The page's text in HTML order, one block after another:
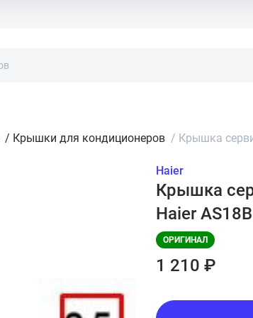
/ Крышки для кондиционеров / Крышка
Haier
Крышка
Haier
ОРИГИНАЛ
1 210 ₽